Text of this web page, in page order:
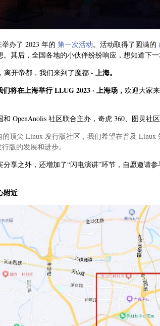
办了 2023 年的 第一次活动。活动取得了圆满的
其后，全国各地的小伙伴纷纷响应，想知道下一
离开帝都，我们来到了魔都 - 上海。
将在上海举行 LLUG 2023 · 上海场， 欢迎大家
OpenAnolis 社区联合主办，奇虎 360、图灵社区
的顶尖 Linux 发行版社区，我们希望在普及
版的发展和进步。
享之外，还增加了“闪电演讲”环节，自愿邀请
附近